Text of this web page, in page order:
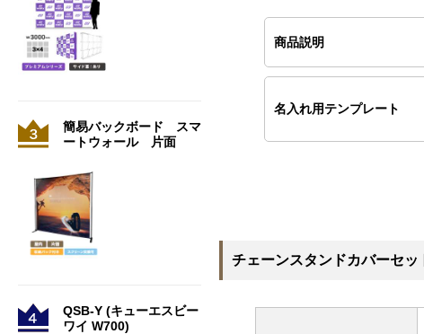
商品説明
名入れ用テンプレート
チェーンスタンドカバーセ
簡易バックボード スマ
ートウォール 片面
QSB-Y (キューエスビー
ワイ W700)